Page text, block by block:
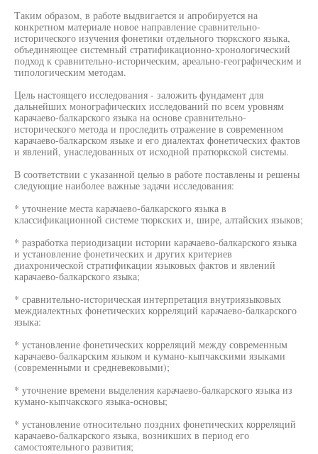
Таким образом, в работе выдвигается и апробируется на
конкретном материале новое направление сравнительно-
исторического изучения фонетики отдельного тюркского языка,
объединяющее системный стратификационно-хронологический
подход к сравнительно-историческим, ареально-географнческим и
типологическим методам.
Цель настоящего исследования - заложить фундамент для
дальнейших монографических исследований по всем уровням
карачаево-балкарского языка на основе сравнительно-
исторического метода и проследить отражение в современном
карачаево-балкарском языке и его диалектах фонетических фактов
и явлений, унаследованных от исходной пратюркской системы.
В соответствии с указанной целью в работе поставлены и решены
следующие наиболее важные задачи исследования:
* уточнение места карачаево-балкарского языка в
классификационной системе тюркских и, шире, алтайских языков;
* разработка периодизации истории карачаево-балкарского языка
и установление фонетических и других критериев
диахронической стратификации языковых фактов и явлений
карачаево-балкарского языка;
* сравнительно-историческая интерпретация внутриязыковых
междиалектных фонетических корреляций карачаево-балкарского
языка:
* установление фонетических корреляций между современным
карачаево-балкарским языком и кумано-кыпчакскими языками
(современными и средневековыми);
* уточнение времени выделения карачаево-балкарского языка из
кумано-кыпчакского языка-основы;
* установление относительно поздних фонетических корреляций
карачаево-балкарского языка, возникших в период его
самостоятельного развития;